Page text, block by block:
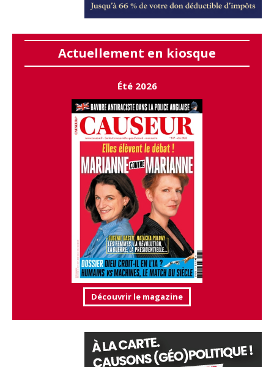
Actuellement en kiosque
Été 2026
Découvrir le magazine